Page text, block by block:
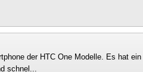
der HTC One Modelle. Es hat ein
schnel...